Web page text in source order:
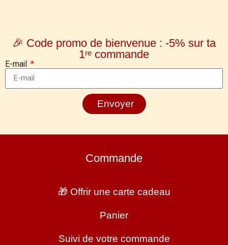
🎉 Code promo de bienvenue : -5% sur ta
1ʳᵉ commande
E-mail
Envoyer
Commande
🎁 Offrir une carte cadeau
Panier
Suivi de votre commande